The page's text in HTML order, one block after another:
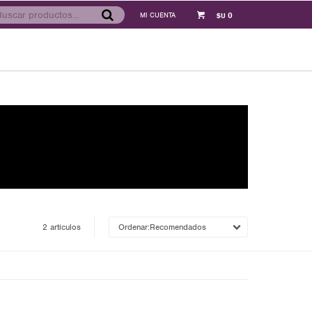
$U 0
2 artículos Recomendados